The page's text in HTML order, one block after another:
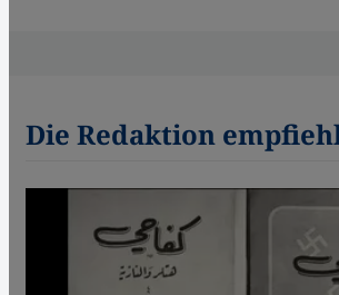
Die Redaktion